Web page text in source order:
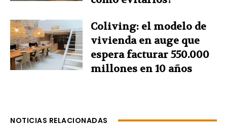
Coliving: el modelo de
vivienda en auge que
espera facturar 550.000
millones en 10 años
NOTICIAS RELACIONADAS